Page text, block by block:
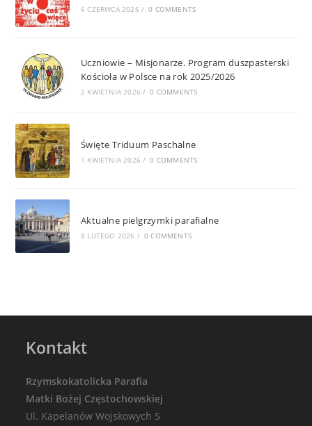
6 CZERWCA 2026 / 0 COMMENTS
Uczniowie – Misjonarze. Program duszpasterski
Kościoła w Polsce na rok 2025/2026
2 KWIETNIA 2026 / 0 COMMENTS
Święte Triduum Paschalne
1 KWIETNIA 2026 / 0 COMMENTS
Aktualne pielgrzymki parafialne
8 LUTEGO 2026 / 0 COMMENTS
Kontakt
Rzymskokatolicka Parafia
Matki Bożej Częstochowskiej
Ul. Kapelanów Wojskowych 5